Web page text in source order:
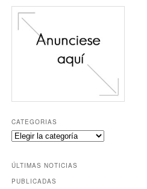
anteriormente
CATEGORIAS
Categorias
ÚLTIMAS NOTICIAS
PUBLICADAS